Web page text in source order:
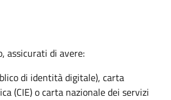
assicurati di avere:
di identità digitale), carta
(CIE) o carta nazionale dei servizi